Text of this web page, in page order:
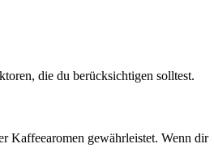
die du berücksichtigen solltest.
Kaffeearomen gewährleistet. Wenn dir